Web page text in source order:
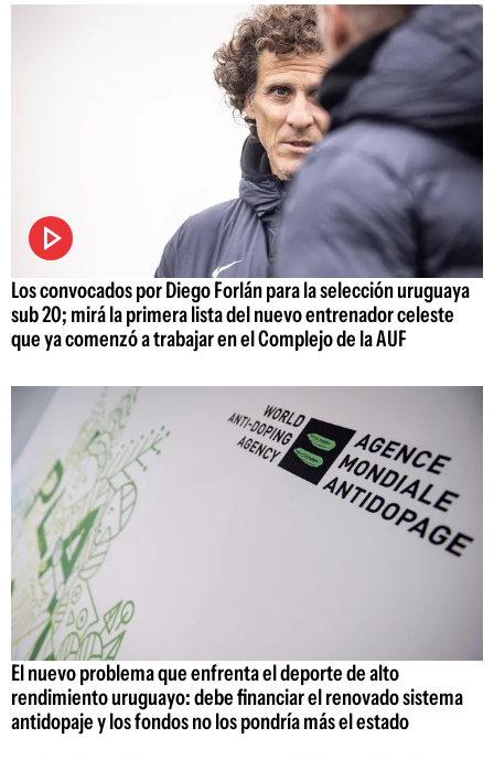
Los convocados por Diego Forlán para la selección uruguaya
sub 20; mirá la primera lista del nuevo entrenador celeste
que ya comenzó a trabajar en el Complejo de la AUF
El nuevo problema que enfrenta el deporte de alto
rendimiento uruguayo: debe financiar el renovado sistema
antidopaje y los fondos no los pondría más el estado